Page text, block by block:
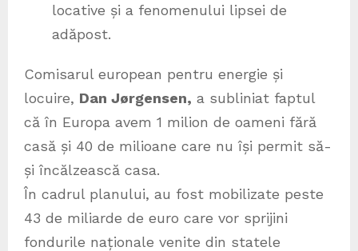
locative și a fenomenului lipsei de
adăpost.
Comisarul european pentru energie și
locuire, Dan Jørgensen, a subliniat faptul
că în Europa avem 1 milion de oameni fără
casă și 40 de milioane care nu își permit să-
și încălzească casa.
În cadrul planului, au fost mobilizate peste
43 de miliarde de euro care vor sprijini
fondurile naționale venite din statele